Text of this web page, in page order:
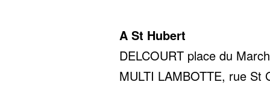
A St Hubert
DELCOURT place du
MULTI LAMBOTTE, rue St